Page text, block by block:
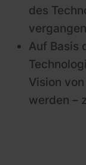
des
Auf Basis
Vision
werden –